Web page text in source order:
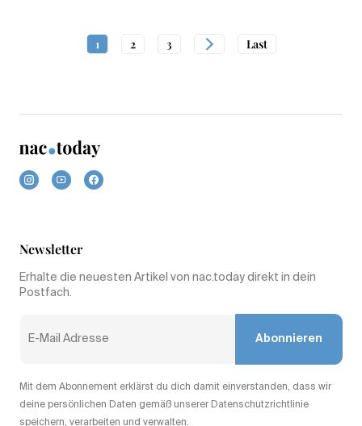
1 2 3 Last
Newsletter
Erhalte die neuesten Artikel von nac.today direkt in dein
Postfach.
Abonnieren
Mit dem Abonnement erklärst du dich damit einverstanden, dass wir
deine persönlichen Daten gemäß unserer Datenschutzrichtlinie
speichern, verarbeiten und verwalten.